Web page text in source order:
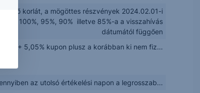
korlát, a mögöttes részvények 2024.02.01-i
100%, 95%, 90% illetve 85%-a a visszahívás
dátumától függően
+ 5,05% kupon plusz a korábban ki nem fiz...
az utolsó értékelési napon a legrosszab...